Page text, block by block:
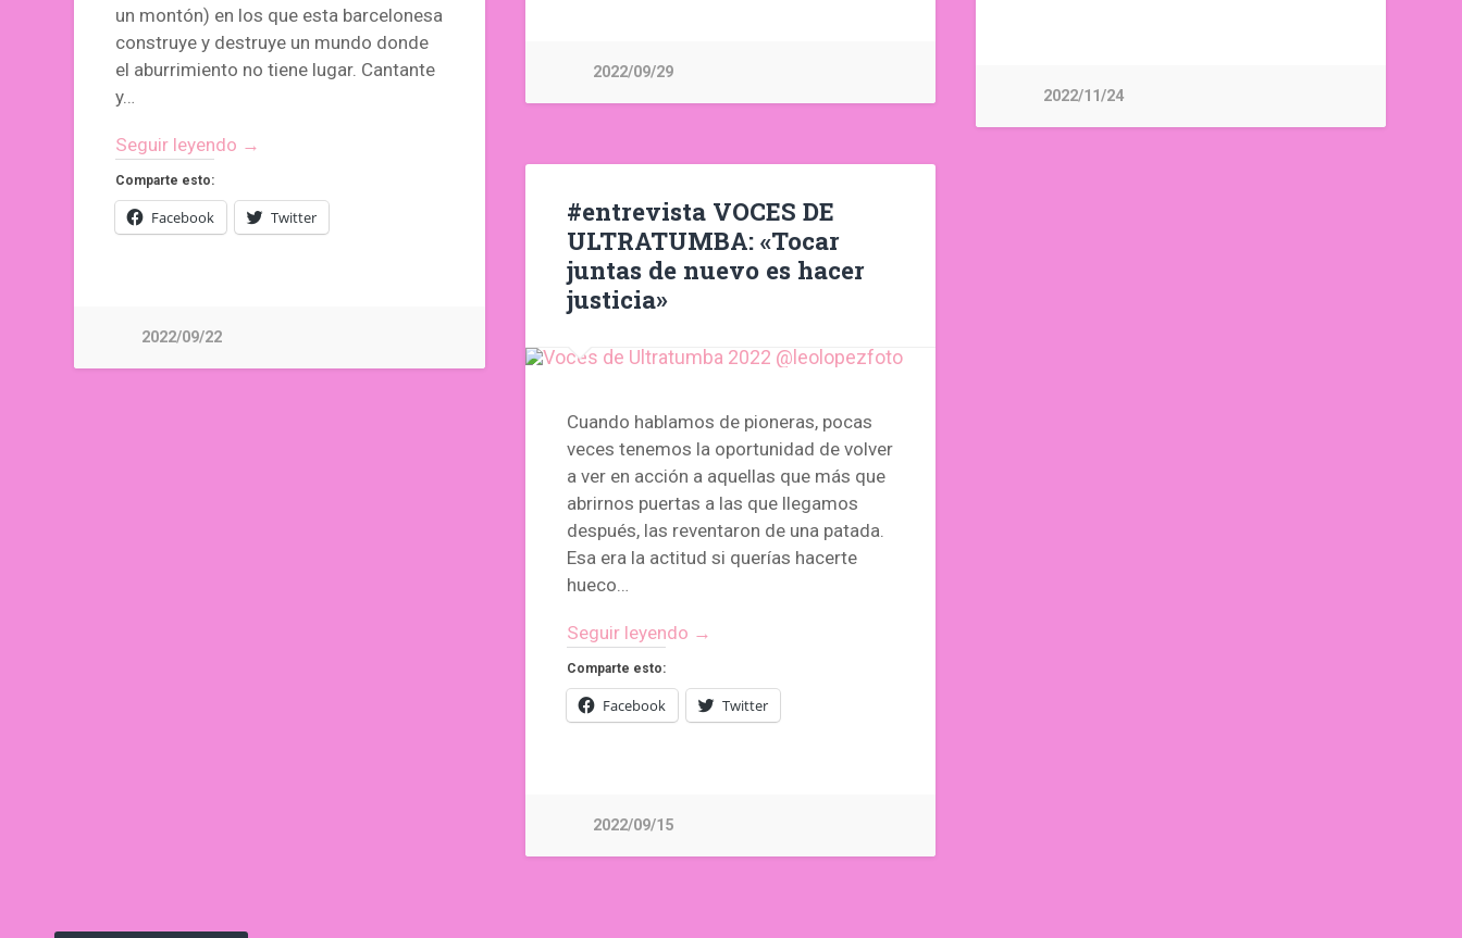
2022/11/24
2022/09/29
un montón) en los que esta barcelonesa
construye y destruye un mundo donde
el aburrimiento no tiene lugar. Cantante
y…
Seguir leyendo →
Comparte esto:
Facebook Twitter
2022/09/22
#entrevista VOCES DE
ULTRATUMBA: «Tocar
juntas de nuevo es hacer
justicia»
Cuando hablamos de pioneras, pocas
veces tenemos la oportunidad de volver
a ver en acción a aquellas que más que
abrirnos puertas a las que llegamos
después, las reventaron de una patada.
Esa era la actitud si querías hacerte
hueco…
Seguir leyendo →
Comparte esto:
Facebook Twitter
2022/09/15